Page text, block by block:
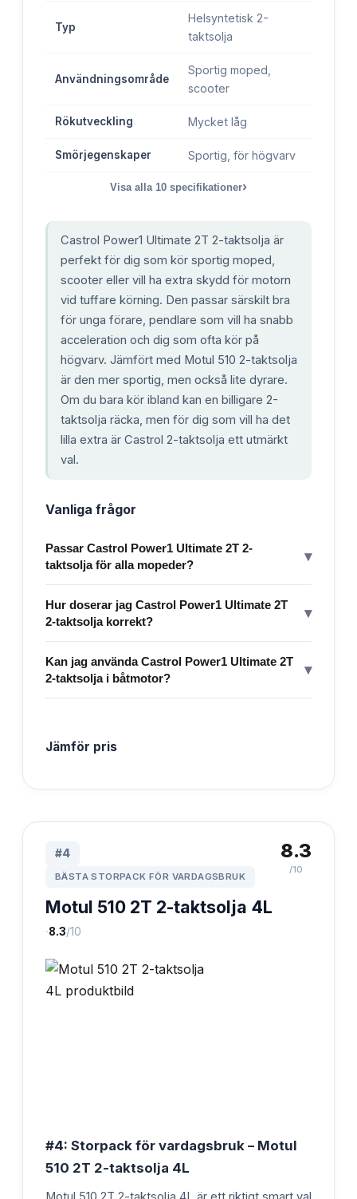
Typ
Helsyntetisk 2-
taktsolja
Användningsområde
Sportig moped,
scooter
Rökutveckling Mycket låg
Smörjegenskaper Sportig, för högvarv
Visa alla 10 specifikationer›
Castrol Power1 Ultimate 2T 2-taktsolja är
perfekt för dig som kör sportig moped,
scooter eller vill ha extra skydd för motorn
vid tuffare körning. Den passar särskilt bra
för unga förare, pendlare som vill ha snabb
acceleration och dig som ofta kör på
högvarv. Jämfört med Motul 510 2-taktsolja
är den mer sportig, men också lite dyrare.
Om du bara kör ibland kan en billigare 2-
taktsolja räcka, men för dig som vill ha det
lilla extra är Castrol 2-taktsolja ett utmärkt
val.
Vanliga frågor
Passar Castrol Power1 Ultimate 2T 2-
taktsolja för alla mopeder?
▾
Hur doserar jag Castrol Power1 Ultimate 2T
2-taktsolja korrekt?
▾
Kan jag använda Castrol Power1 Ultimate 2T
2-taktsolja i båtmotor?
▾
Jämför pris
#4
BÄSTA STORPACK FÖR VARDAGSBRUK
Motul 510 2T 2-taktsolja 4L
·8.3/10
8.3
/10
#4: Storpack för vardagsbruk – Motul
510 2T 2-taktsolja 4L